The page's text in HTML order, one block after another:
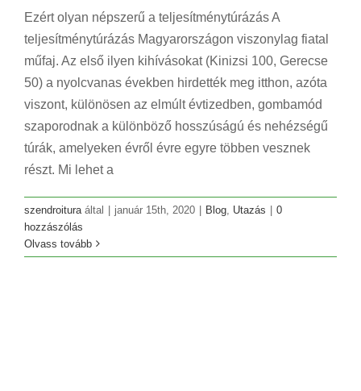
Ezért olyan népszerű a teljesítménytúrázás A
teljesítménytúrázás Magyarországon viszonylag fiatal
műfaj. Az első ilyen kihívásokat (Kinizsi 100, Gerecse
50) a nyolcvanas években hirdették meg itthon, azóta
viszont, különösen az elmúlt évtizedben, gombamód
szaporodnak a különböző hosszúságú és nehézségű
túrák, amelyeken évről évre egyre többen vesznek
részt. Mi lehet a
szendroitura által | január 15th, 2020 | Blog Utazás | 0
hozzászólás
Olvass tovább